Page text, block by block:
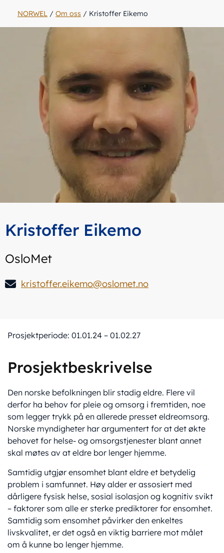
NORWEL / Om oss / Kristoffer Eikemo
Kristoffer Eikemo
OsloMet
kristoffer.eikemo@oslomet.no
Prosjektperiode: 01.01.24 – 01.02.27
Prosjektbeskrivelse
Den norske befolkningen blir stadig eldre. Flere vil
derfor ha behov for pleie og omsorg i fremtiden, noe
som legger trykk på en allerede presset eldreomsorg.
Norske myndigheter har argumentert for at det økte
behovet for helse- og omsorgstjenester blant annet
skal møtes av at eldre bor lenger hjemme.
Samtidig utgjør ensomhet blant eldre et betydelig
problem i samfunnet. Høy alder er assosiert med
dårligere fysisk helse, sosial isolasjon og kognitiv svikt
– faktorer som alle er sterke prediktorer for ensomhet.
Samtidig som ensomhet påvirker den enkeltes
livskvalitet, er det også en viktig barriere mot målet
om å kunne bo lenger hjemme.